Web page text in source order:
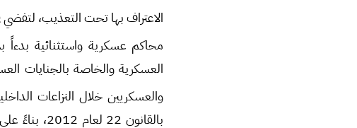
الاعتراف بها تحت التعذيب، لتفضي
محاكم عسكرية واستثنائية بدءاً
والعسكريين خلال النزاعات